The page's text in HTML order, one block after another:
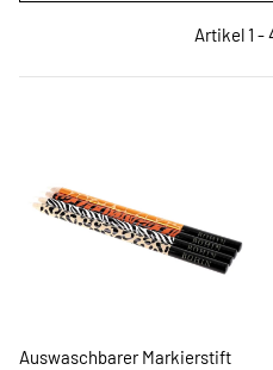
Artikel 1 -
Auswaschbarer Markierstift